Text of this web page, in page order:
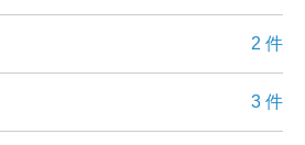
2 件
3 件